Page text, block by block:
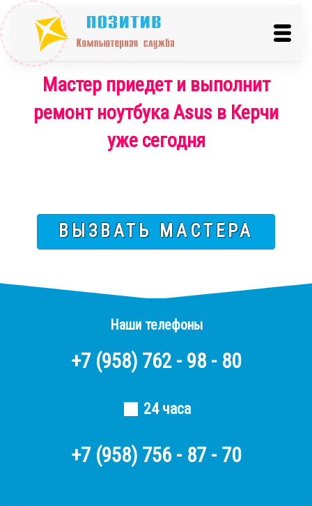
Мастер приедет и выполнит
ремонт ноутбука Asus в Керчи
уже сегодня
ВЫЗВАТЬ МАСТЕРА
Наши телефоны
+7 (958) 762 - 98 - 80
24 часа
+7 (958) 756 - 87 - 70